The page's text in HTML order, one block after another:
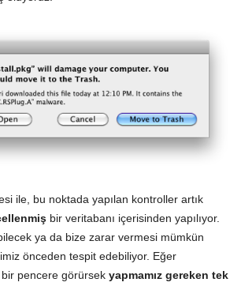
ile, bu noktada yapılan kontroller artık
bir veritabanı içerisinden yapılıyor.
ya da bize zarar vermesi mümkün
önceden tespit edebiliyor. Eğer
pencere görürsek yapmamız gereken tek